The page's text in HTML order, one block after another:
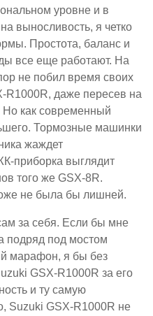
уровне и в
выносливость, я четко
Простота, баланс и
все еще работают. На
не побил время своих
R1000R, даже пересев на
Но как современный
Тормозные машинки
жаждет
приборка выглядит
того же GSX-8R.
не была бы лишней.
за себя. Если бы мне
подряд под мостом
марафон, я бы без
GSX-R1000R за его
и ту самую
Suzuki GSX-R1000R не